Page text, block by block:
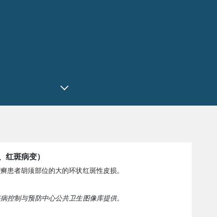
红斑病变）
患者胡须部位的大的环状红斑性皮损。
控制与预防中心公共卫生图像库提供。